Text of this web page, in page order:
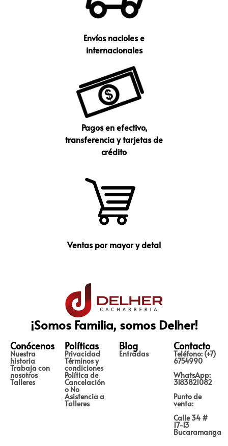
Envíos nacioles e
internacionales
Pagos en efectivo,
transferencia y tarjetas de
crédito
Ventas por mayor y detal
¡Somos Familia, somos Delher!
Conócenos
Nuestra
historia
Trabaja con
nosotros
Talleres
Políticas
Privacidad
Términos y
condiciones
Política de
Cancelación
o No
Asistencia a
Talleres
Blog
Entradas
Contacto
Teléfono: (+7)
6754990
WhatsApp:
3183821082
Punto de
venta:
Calle 34 #
17-13
Bucaramanga